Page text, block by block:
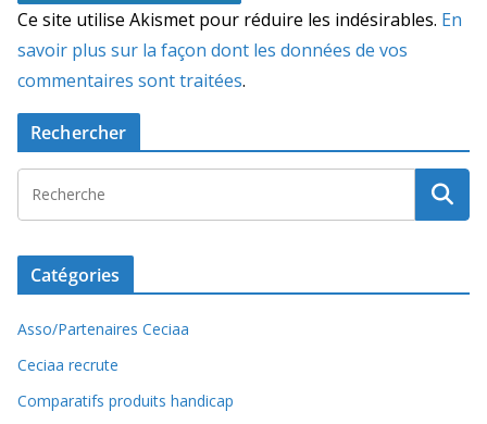
Ce site utilise Akismet pour réduire les indésirables. En
savoir plus sur la façon dont les données de vos
commentaires sont traitées.
Rechercher
Catégories
Asso/Partenaires Ceciaa
Ceciaa recrute
Comparatifs produits handicap